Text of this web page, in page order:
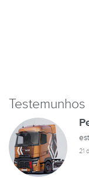
Testemunhos
21